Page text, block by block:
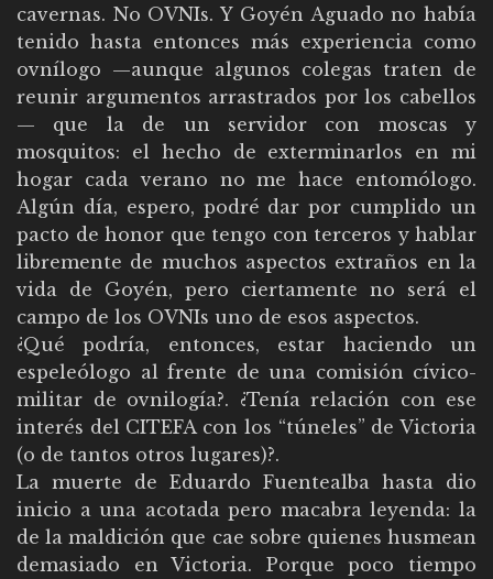
cavernas. No OVNIs. Y Goyén Aguado no había
tenido hasta entonces más experiencia como
ovnílogo —aunque algunos colegas traten de
reunir argumentos arrastrados por los cabellos
— que la de un servidor con moscas y
mosquitos: el hecho de exterminarlos en mi
hogar cada verano no me hace entomólogo.
Algún día, espero, podré dar por cumplido un
pacto de honor que tengo con terceros y hablar
libremente de muchos aspectos extraños en la
vida de Goyén, pero ciertamente no será el
campo de los OVNIs uno de esos aspectos.
¿Qué podría, entonces, estar haciendo un
espeleólogo al frente de una comisión cívico-
militar de ovnilogía?. ¿Tenía relación con ese
interés del CITEFA con los “túneles” de Victoria
(o de tantos otros lugares)?.
La muerte de Eduardo Fuentealba hasta dio
inicio a una acotada pero macabra leyenda: la
de la maldición que cae sobre quienes husmean
demasiado en Victoria. Porque poco tiempo